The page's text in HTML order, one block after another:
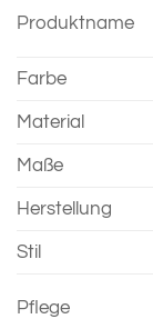
Produktname
Farbe
Material
Maße
Herstellung
Stil
Pflege